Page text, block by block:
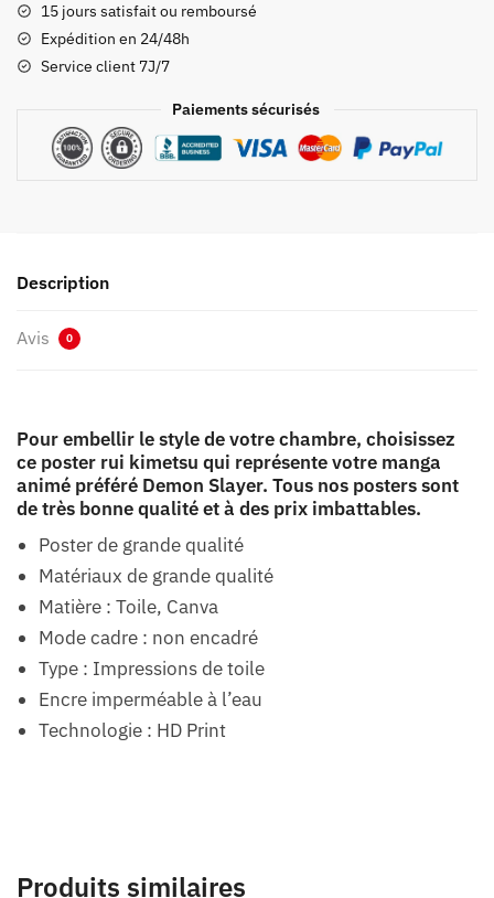
Rui
Kimetsu
15 jours satisfait ou remboursé
Expédition en 24/48h
Service client 7J/7
Paiements sécurisés
Description
Avis 0
Pour embellir le style de votre chambre, choisissez
ce poster rui kimetsu qui représente votre manga
animé préféré Demon Slayer. Tous nos posters sont
de très bonne qualité et à des prix imbattables.
Poster de grande qualité
Matériaux de grande qualité
Matière : Toile, Canva
Mode cadre : non encadré
Type : Impressions de toile
Encre imperméable à l’eau
Technologie : HD Print
Produits similaires